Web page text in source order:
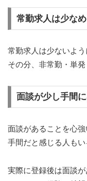
常勤求人は少な
常勤求人は少ないよ
その分、非常勤・単発
面談が少し手間
面談があることを心強
手間だと感じる人もい
実際に登録後は面談が